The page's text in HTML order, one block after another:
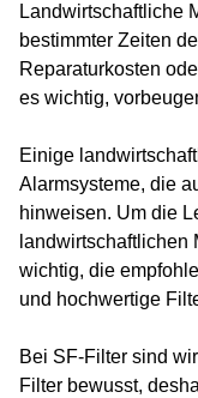
Landwirtschaftliche
bestimmter Zeiten
Reparaturkosten
es wichtig,
Einige
Alarmsysteme, die
hinweisen. Um die
landwirtschaftlichen
wichtig, die
und hochwertige
Bei SF-Filter sind
Filter bewusst,